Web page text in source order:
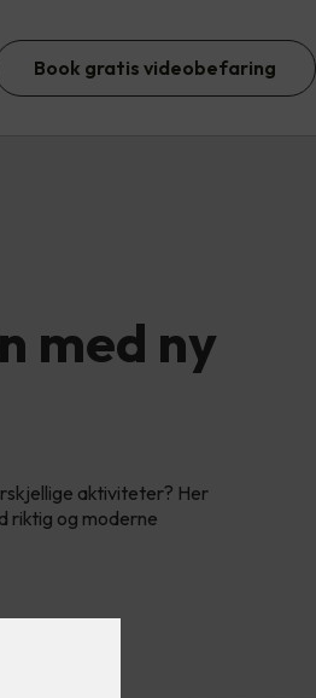
Book gratis videobefaring
med ny
aktiviteter? Her
riktig og moderne